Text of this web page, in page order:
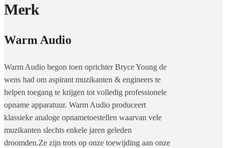
Merk
Warm Audio
Warm Audio begon toen oprichter Bryce Young de
wens had om aspirant muzikanten & engineers te
helpen toegang te krijgen tot volledig professionele
opname apparatuur. Warm Audio produceert
klassieke analoge opnametoestellen waarvan vele
muzikanten slechts enkele jaren geleden
droomden.Ze zijn trots op onze toewijding aan onze